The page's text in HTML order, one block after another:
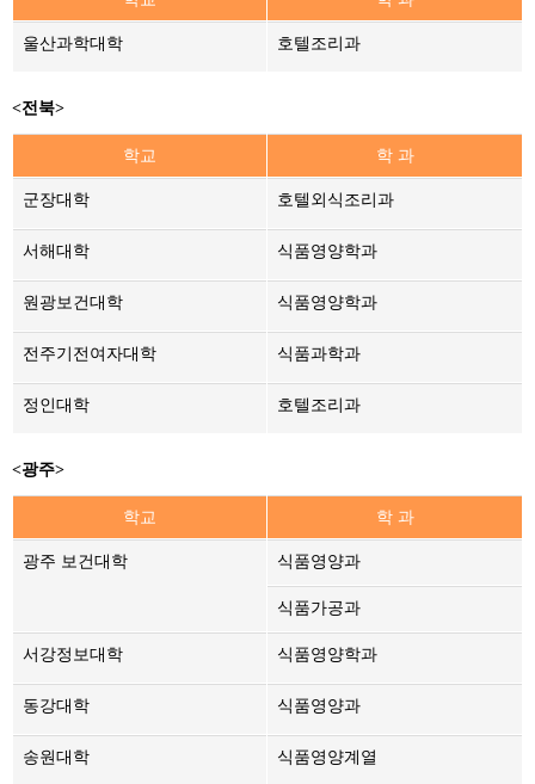
울산과학대학 호텔조리과
<전북>
학교 학 과
군장대학 호텔외식조리과
서해대학 식품영양학과
원광보건대학 식품영양학과
전주기전여자대학 식품과학과
정인대학 호텔조리과
<광주>
학교 학 과
광주 보건대학 식품영양과
식품가공과
서강정보대학 식품영양학과
동강대학 식품영양과
송원대학 식품영양계열